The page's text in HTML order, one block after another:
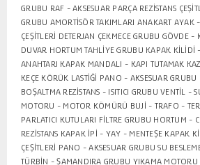
GRUBU RAF - AKSESUAR PARÇA REZİSTANS
GRUBU AMORTİSÖR TAKIMLARI ANAKART AYAK
ÇEŞİTLERİ DETERJAN ÇEKMECE GRUBU GÖVDE -
DUVAR HORTUM TAHLİYE GRUBU KAPAK KİLİDİ
ANAHTARI KAPAK MANDALI - KAPI TUTAMAK
KEÇE KÖRÜK LASTİĞİ PANO - AKSESUAR GRUBU
BOŞALTMA REZİSTANS - ISITICI GRUBU VENTİL -
MOTORU - MOTOR KÖMÜRÜ BUJİ - TRAFO -
PARLATICI KUTULARI FİLTRE GRUBU HORTUM -
REZİSTANS KAPAK İPİ - YAY - MENTEŞE KAPAK
ÇEŞİTLERİ PANO - AKSESUAR GRUBU SU
TÜRBİN - ŞAMANDIRA GRUBU YIKAMA MOTORU